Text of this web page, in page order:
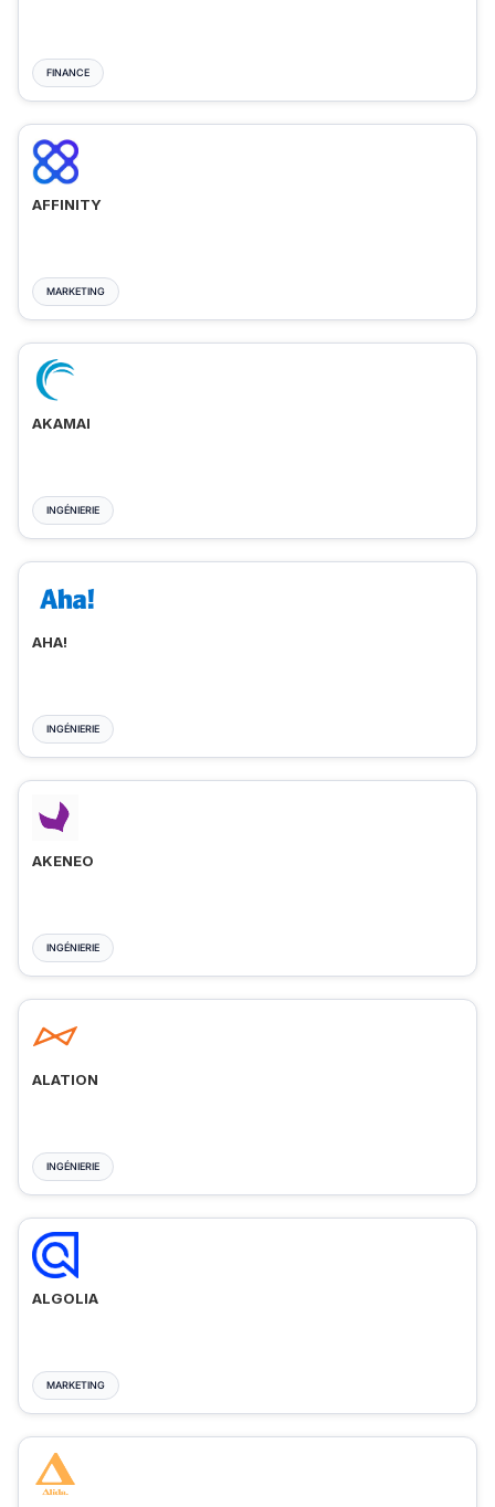
FINANCE
AFFINITY
MARKETING
AKAMAI
INGÉNIERIE
AHA!
INGÉNIERIE
AKENEO
INGÉNIERIE
ALATION
INGÉNIERIE
ALGOLIA
MARKETING